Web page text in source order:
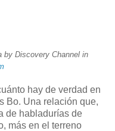
by Discovery Channel in
hay de verdad en
Bo. Una relación que,
de habladurías de
más en el terreno